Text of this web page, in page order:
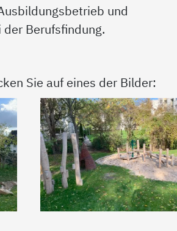
und
Berufsfindung.
Sie auf eines der Bilder: